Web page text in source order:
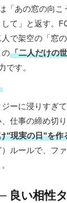
「あの窓の向
て」と返す。
で架空の「窓
の「二人だけの
です。
ーに浸りすぎ
仕事の締め切
”現実の日”を作
ルールで、フ
良い相性